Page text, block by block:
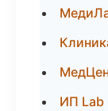
ИП Lab